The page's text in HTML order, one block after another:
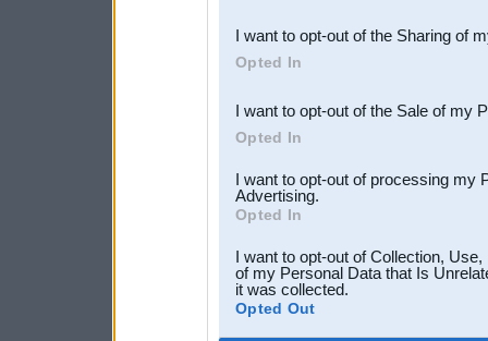
Downstream Participants
third parties.
I want to opt-out of the Sharing of
Opted In
I want to opt-out of the Sale of my
Opted In
I want to opt-out of processing my
Advertising.
Opted In
I want to opt-out of Collection,
of my Personal Data that Is
it was collected.
Opted Out